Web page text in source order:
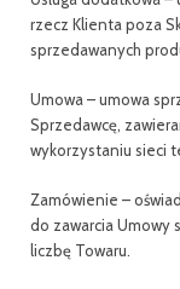
rzecz Klienta poza
sprzedawanych
Umowa – umowa
Sprzedawcę,
wykorzystaniu sieci
Zamówienie –
do zawarcia Umowy
liczbę Towaru.